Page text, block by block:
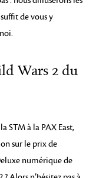
de vous y
Wars 2 du
STM à la PAX East,
sur le prix de
numérique de